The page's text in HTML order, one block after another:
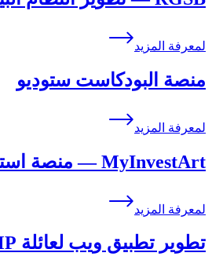
لمعرفة المزيد
منصة البودكاست ستوديو
لمعرفة المزيد
MyInvestArt — منصة استثمار قائمة على الذكاء الاصطناعي في الفن المعاصر
لمعرفة المزيد
تطوير تطبيق ويب لعائلة SMP